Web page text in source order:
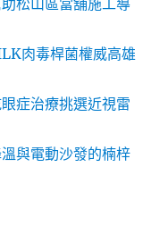
松山區當舖施工導
肉毒桿菌權威高雄
症治療挑選近視雷
與電動沙發的楠梓